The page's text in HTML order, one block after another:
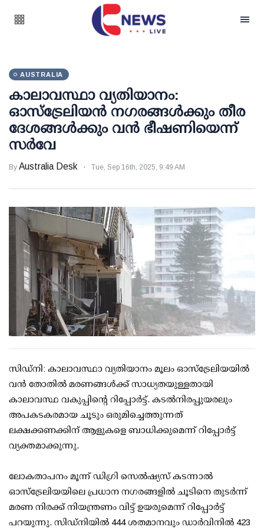
AUSTRALIA
കാലാവസ്ഥാ വ്യതിയാനം:
ഓസ്‌ട്രേലിയൻ ന​ഗരങ്ങൾക്കും തീര
ദേശങ്ങൾക്കും വൻ ഭീഷണിയെന്ന്
സർവേ
By Australia Desk Tue, Sep 16th, 2025, 9:49 AM
സിഡ്‌നി: കാലാവസ്ഥാ വ്യതിയാനം മൂലം ഓസ്‌ട്രേലിയയിൽ
വൻ തോതിൽ മരണങ്ങൾക്ക് സാധ്യതയുള്ളതായി
കാലാവസ്ഥ വകുപ്പിന്റെ റിപ്പോർട്ട്. കടൽനിരപ്പുയരലും
അപകടകരമായ ചൂടും ഒരുമിച്ചെത്തുന്നത്
ലക്ഷക്കണക്കിന് ആളുകളെ ബാധിക്കുമെന്ന് റിപ്പോർട്ട്
വ്യക്തമാക്കുന്നു.
ലോകതാപനം മൂന്ന് ഡിഗ്രി സെൽഷ്യസ് കടന്നാൽ
ഓസ്‌ട്രേലിയയിലെ പ്രധാന നഗരങ്ങളിൽ ചൂടിനെ തുടർന്ന്
മരണ നിരക്ക് നിയന്ത്രണം വിട്ട് ഉയരുമെന്ന് റിപ്പോർട്ട്
പറയുന്നു. സിഡ്‌നിയിൽ 444 ശതമാനവും ഡാർവിനിൽ 423